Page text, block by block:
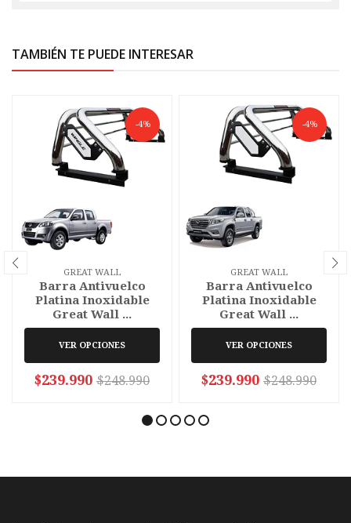
TAMBIÉN TE PUEDE INTERESAR
-4%
GREAT WALL
Barra Antivuelco
Platina Inoxidable
Great Wall ...
VER OPCIONES
$239.990 $248.990
-4%
GREAT WALL
Barra Antivuelco
Platina Inoxidable
Great Wall ...
VER OPCIONES
$239.990 $248.990